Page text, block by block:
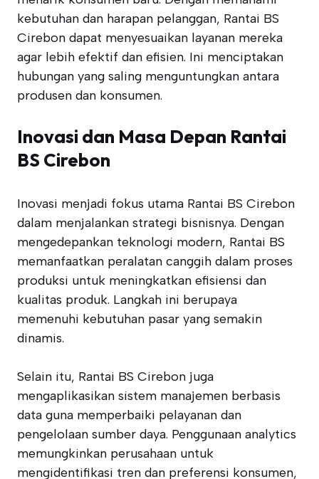
kebutuhan dan harapan pelanggan, Rantai BS
Cirebon dapat menyesuaikan layanan mereka
agar lebih efektif dan efisien. Ini menciptakan
hubungan yang saling menguntungkan antara
produsen dan konsumen.
Inovasi dan Masa Depan Rantai
BS Cirebon
Inovasi menjadi fokus utama Rantai BS Cirebon
dalam menjalankan strategi bisnisnya. Dengan
mengedepankan teknologi modern, Rantai BS
memanfaatkan peralatan canggih dalam proses
produksi untuk meningkatkan efisiensi dan
kualitas produk. Langkah ini berupaya
memenuhi kebutuhan pasar yang semakin
dinamis.
Selain itu, Rantai BS Cirebon juga
mengaplikasikan sistem manajemen berbasis
data guna memperbaiki pelayanan dan
pengelolaan sumber daya. Penggunaan analytics
memungkinkan perusahaan untuk
mengidentifikasi tren dan preferensi konsumen,